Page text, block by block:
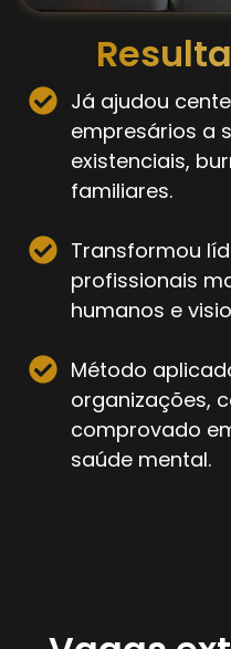
Já ajudou
empresários a
existenciais,
familiares.
Transformou
profissionais
humanos e
Método
organizações,
comprovado
saúde mental.